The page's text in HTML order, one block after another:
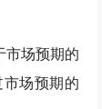
市场预期的
市场预期的